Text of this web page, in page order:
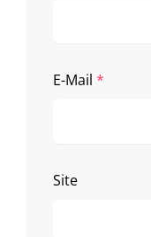
E-Mail *
Site